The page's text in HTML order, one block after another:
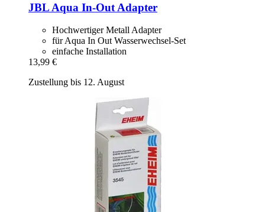
JBL Aqua In-​Out Adapter
Hochwertiger Metall Adapter
für Aqua In Out Wasserwechsel-Set
einfache Installation
13,99 €
Zustellung bis 12. August